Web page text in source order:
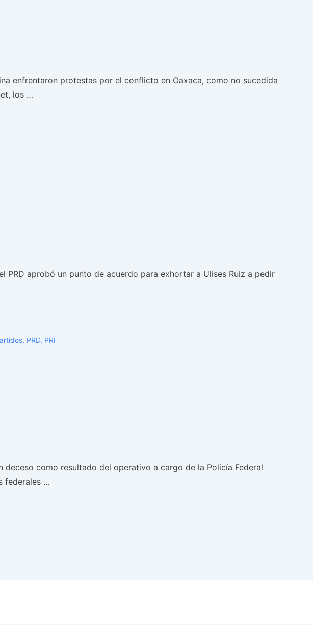
enfrentaron protestas por el conflicto en Oaxaca, como no sucedida
los …
PRD aprobó un punto de acuerdo para exhortar a Ulises Ruiz a pedir
, PRD, PRI
deceso como resultado del operativo a cargo de la Policía Federal
federales …